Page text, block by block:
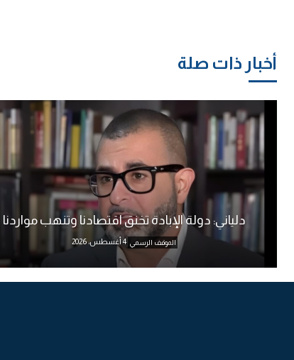
أخبار ذات صلة
دلياني: دولة الإبادة تخنق اقتصادنا وتنهب مواردنا
الموقف الرسمي 4 أغسطس، 2026